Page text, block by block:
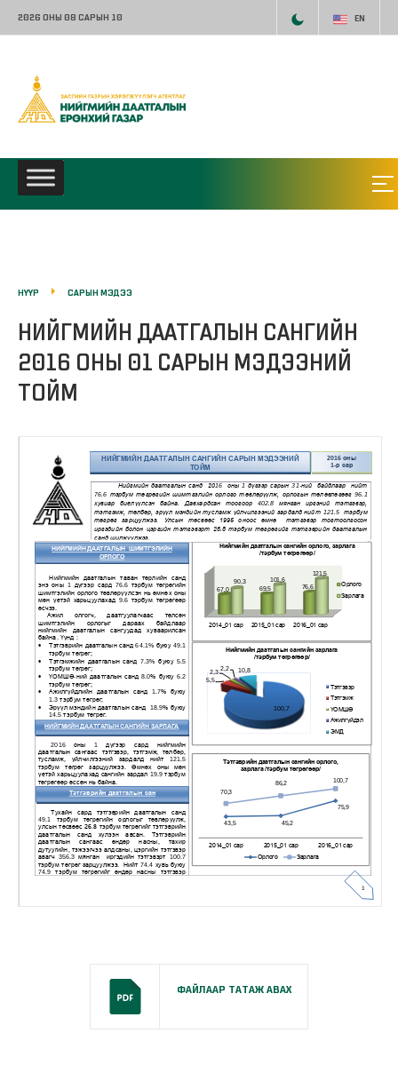
2026 ОНЫ 08 САРЫН 10 EN
НҮҮР САРЫН МЭДЭЭ
НИЙГМИЙН ДААТГАЛЫН САНГИЙН
2016 ОНЫ 01 САРЫН МЭДЭЭНИЙ
ТОЙМ
ФАЙЛААР ТАТАЖ АВАХ